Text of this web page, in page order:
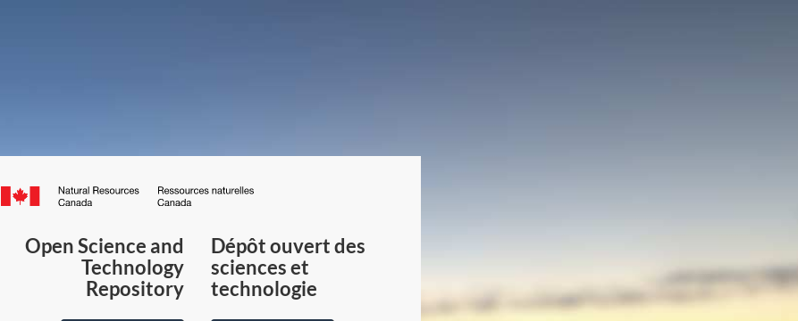
Canada.ca
du
Canada
Open Science and
Technology
Repository
Dépôt ouvert des
sciences et
technologie